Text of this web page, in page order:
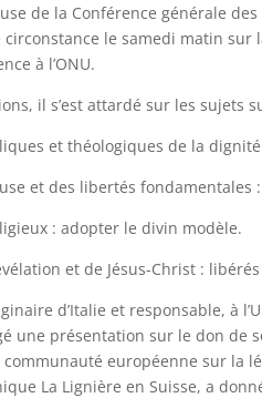
de la Conférence générale
le samedi matin
à l’ONU.
il s’est attardé sur les sujets
et théologiques de la
et des libertés
: adopter le divin modèle.
et de Jésus-Christ :
d’Italie et responsable, à
une présentation sur le don de
communauté européenne sur la
La Lignière en Suisse, a